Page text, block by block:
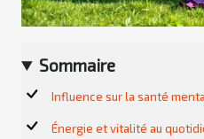
Sommaire
Influence sur la santé
Énergie et vitalité au